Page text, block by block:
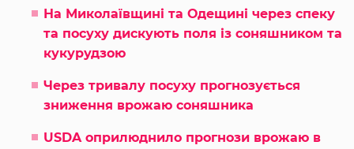
На Миколаївщині та Одещині через спеку
та посуху дискують поля із соняшником та
кукурудзою
Через тривалу посуху прогнозується
зниження врожаю соняшника
USDA оприлюднило прогнози врожаю в